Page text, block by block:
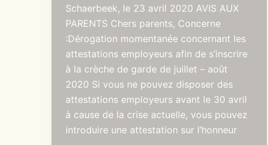
Schaerbeek, le 23 avril 2020 AVIS AUX
PARENTS Chers parents, Concerne
:Dérogation momentanée concernant les
attestations employeurs afin de s’inscrire
à la crèche de garde de juillet – août
2020 Si vous ne pouvez disposer des
attestations employeurs avant le 30 avril
à cause de la crise actuelle, vous pouvez
introduire une attestation sur l’honneur